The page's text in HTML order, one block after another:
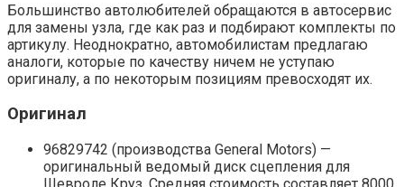
Большинство автолюбителей обращаются в автосервис
для замены узла, где как раз и подбирают комплекты по
артикулу. Неоднократно, автомобилистам предлагаю
аналоги, которые по качеству ничем не уступаю
оригиналу, а по некоторым позициям превосходят их.
Оригинал
96829742 (производства General Motors) —
оригинальный ведомый диск сцепления для